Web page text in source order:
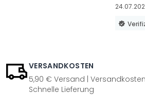
VERSANDKOSTEN
5,90 € Versand |
Schnelle Lieferung